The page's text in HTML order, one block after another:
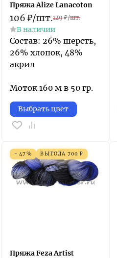
Пряжа Alize Lanacoton
106 ₽/шт.129 ₽/шт.
В наличии
Состав: 26% шерсть,
26% хлопок, 48%
акрил
Моток 160 м в 50 гр.
Выбрать цвет
- 47% ВЫГОДА 700 ₽
Пряжа Feza Artist